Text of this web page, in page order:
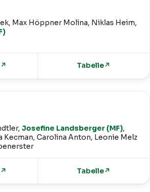
Max Höppner Molina, Niklas Heim,
↗ Tabelle↗
Josefine Landsberger (MF),
Kecman, Carolina Anton, Leonie Melz
↗ Tabelle↗